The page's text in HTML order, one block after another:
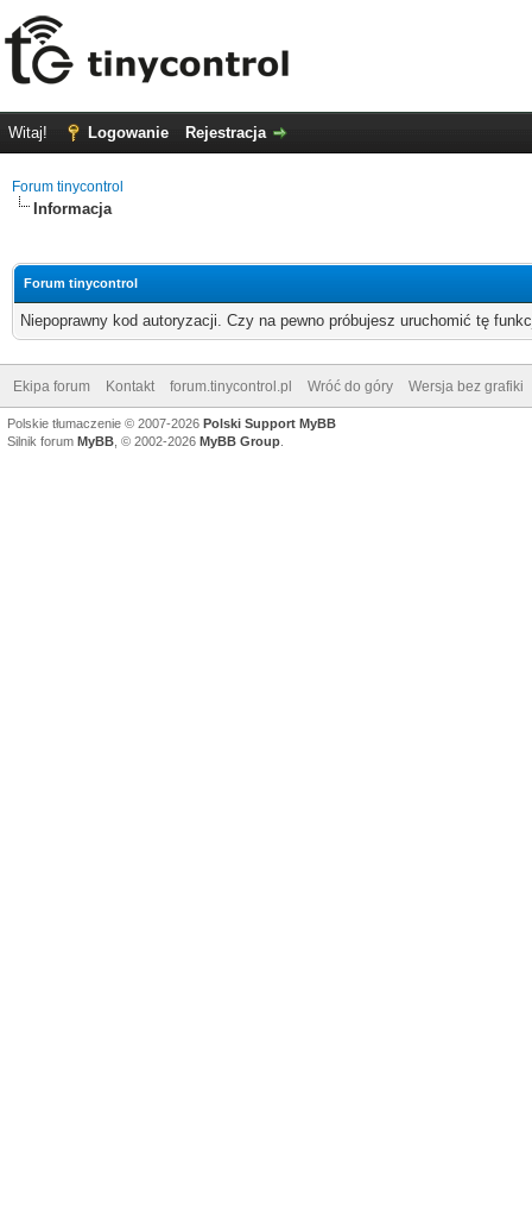
Witaj! Logowanie Rejestracja
Forum tinycontrol
Informacja
Forum tinycontrol
Niepoprawny kod autoryzacji. Czy na pewno próbujesz uruchomić tę
Ekipa forum Kontakt forum.tinycontrol.pl Wróć do góry Wersja bez grafiki
Polskie tłumaczenie © 2007-2026 Polski Support MyBB
Silnik forum MyBB , © 2002-2026 MyBB Group